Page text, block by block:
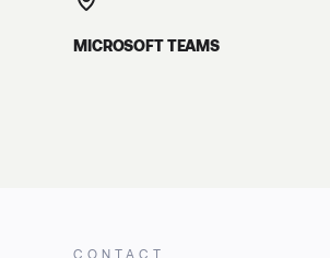
MICROSOFT TEAMS
CONTACT